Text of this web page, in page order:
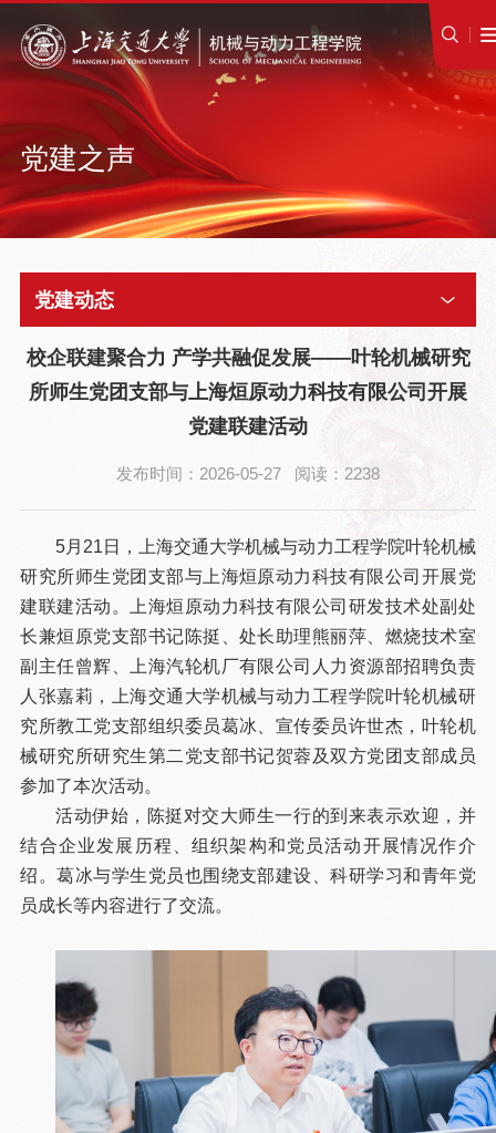
党建之声
党建动态
校企联建聚合力 产学共融促发展——叶轮机械研究
所师生党团支部与上海烜原动力科技有限公司开展
党建联建活动
发布时间：2026-05-27 阅读：2238
5月21日，上海交通大学机械与动力工程学院叶轮机械
研究所师生党团支部与上海烜原动力科技有限公司开展党
建联建活动。上海烜原动力科技有限公司研发技术处副处
长兼烜原党支部书记陈挺、处长助理熊丽萍、燃烧技术室
副主任曾辉、上海汽轮机厂有限公司人力资源部招聘负责
人张嘉莉，上海交通大学机械与动力工程学院叶轮机械研
究所教工党支部组织委员葛冰、宣传委员许世杰，叶轮机
械研究所研究生第二党支部书记贺蓉及双方党团支部成员
参加了本次活动。
活动伊始，陈挺对交大师生一行的到来表示欢迎，并
结合企业发展历程、组织架构和党员活动开展情况作介
绍。葛冰与学生党员也围绕支部建设、科研学习和青年党
员成长等内容进行了交流。